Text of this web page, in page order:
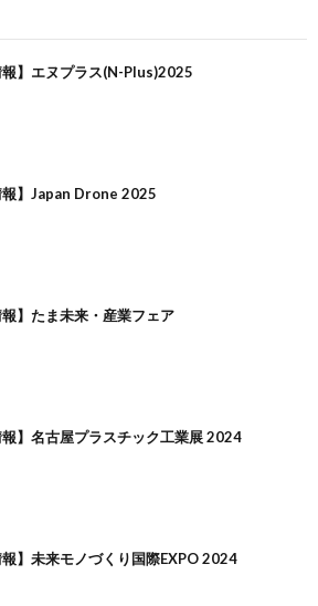
報】エヌプラス(N-Plus)2025
報】Japan Drone 2025
報】たま未来・産業フェア
報】名古屋プラスチック工業展 2024
報】未来モノづくり国際EXPO 2024